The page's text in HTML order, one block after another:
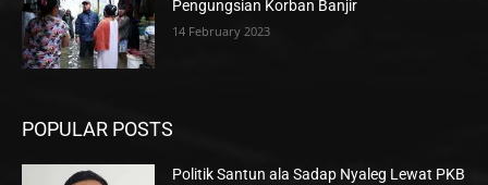
Pengungsian Korban Banjir
14 February 2023
POPULAR POSTS
Politik Santun ala Sadap Nyaleg Lewat PKB